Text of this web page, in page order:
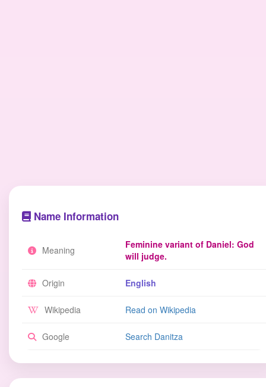
Name Information
Meaning
Feminine variant of Daniel: God
will judge.
Origin English
Wikipedia Read on Wikipedia
Google Search Danitza